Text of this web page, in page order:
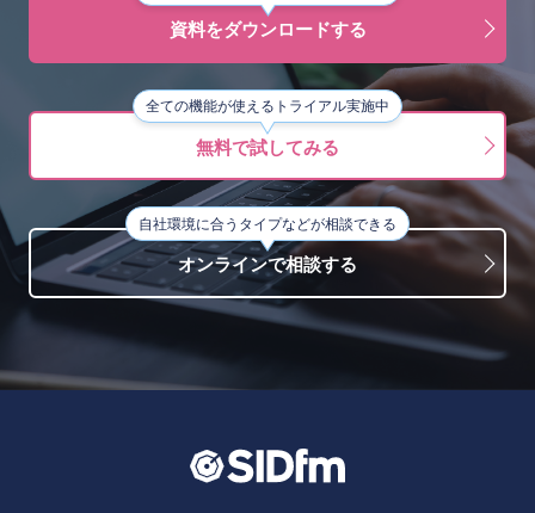
資料をダウンロードする
全ての機能が使えるトライアル実施中
無料で試してみる
自社環境に合うタイプなどが相談できる
オンラインで相談する